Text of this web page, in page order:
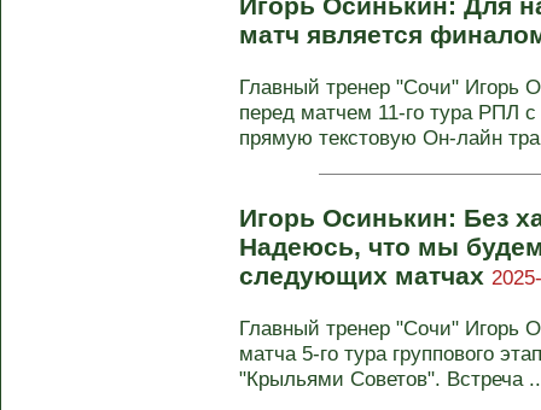
матч является
Главный тренер "Сочи" Игорь
перед матчем 11-го тура РПЛ
прямую текстовую Он-лайн
Игорь Осинькин: Без
Надеюсь, что мы
следующих матчах
Главный тренер "Сочи" Игорь
матча 5-го тура группового
"Крыльями Советов". Встреча